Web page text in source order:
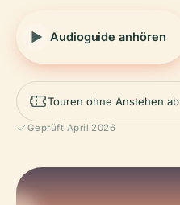
Audioguide anhören
Touren ohne Anstehen ab
Geprüft April 2026